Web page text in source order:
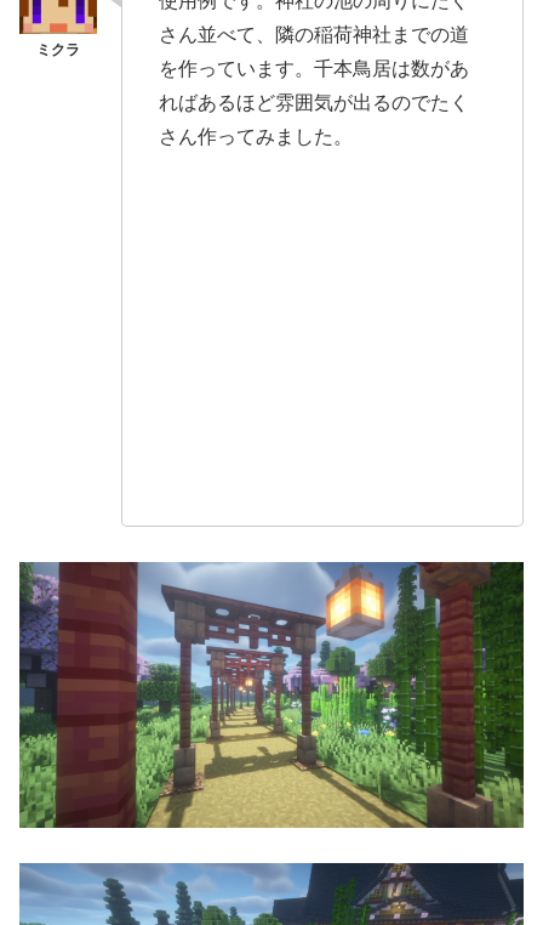
さん並べて、隣の稲荷神社までの道
を作っています。千本鳥居は数があ
ればあるほど雰囲気が出るのでたく
さん作ってみました。